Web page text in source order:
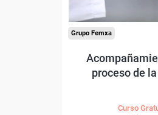
Grupo Femxa
proceso de
Curso